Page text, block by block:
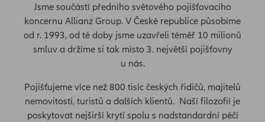
Jsme součástí předního světového pojišťovacího
koncernu Allianz Group. V České republice působíme
od r. 1993, od té doby jsme uzavřeli téměř 10 milionů
smluv a držíme si tak místo 3. největší pojišťovny
u nás.
Pojišťujeme více než 800 tisíc českých řidičů, majitelů
nemovitostí, turistů a dalších klientů. Naší filozofií je
poskytovat nejširší krytí spolu s nadstandardní péčí